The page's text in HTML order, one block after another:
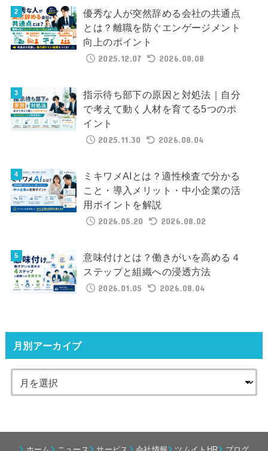
優秀な人が突然辞める会社の共通点
とは？離職を防ぐエンゲージメント
向上のポイント
2025.12.07
2026.08.08
指示待ち部下の原因と対処法｜自分
で考えて動く人材を育てる5つのポ
イント
2025.11.30
2026.08.04
ミキワメAIとは？適性検査で分かる
こと・導入メリット・中小企業の活
用ポイントを解説
2026.05.20
2026.08.02
意味付けとは？働きがいを高める４
ステップと組織への浸透方法
2026.01.05
2026.08.04
月別アーカイブ